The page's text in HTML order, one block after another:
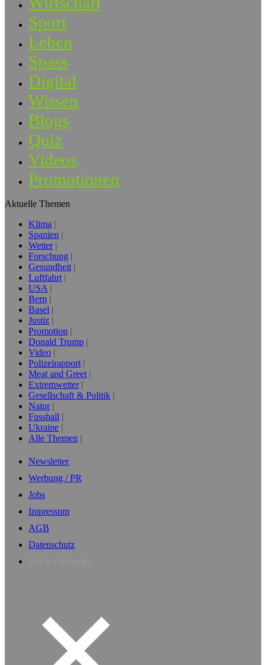
Sport
Leben
Spass
Digital
Wissen
Blogs
Quiz
Videos
Promotionen
Aktuelle Themen
Klima
Spanien
Wetter
Forschung
Gesundheit
Luftfahrt
USA
Bern
Basel
Justiz
Promotion
Donald Trump
Video
Polizeirapport
Meat and Greet
Extremwetter
Gesellschaft & Politik
Natur
Fussball
Ukraine
Alle Themen
Newsletter
Werbung / PR
Jobs
Impressum
AGB
Datenschutz